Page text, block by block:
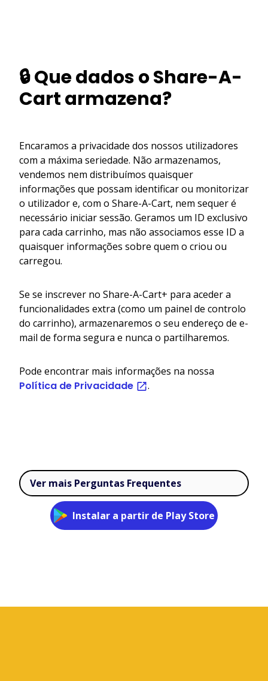
🔒 Que dados o Share-A-
Cart armazena?
Encaramos a privacidade dos nossos utilizadores
com a máxima seriedade. Não armazenamos,
vendemos nem distribuímos quaisquer
informações que possam identificar ou monitorizar
o utilizador e, com o Share-A-Cart, nem sequer é
necessário iniciar sessão. Geramos um ID exclusivo
para cada carrinho, mas não associamos esse ID a
quaisquer informações sobre quem o criou ou
carregou.
Se se inscrever no Share-A-Cart+ para aceder a
funcionalidades extra (como um painel de controlo
do carrinho), armazenaremos o seu endereço de e-
mail de forma segura e nunca o partilharemos.
Pode encontrar mais informações na nossa
Política de Privacidade .
Ver mais Perguntas Frequentes
Instalar a partir de Play Store